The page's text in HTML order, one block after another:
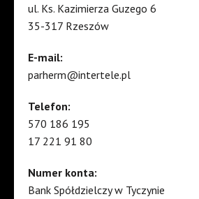
ul. Ks. Kazimierza Guzego 6
35-317 Rzeszów
E-mail:
parherm@intertele.pl
Telefon:
570 186 195
17 221 91 80
Numer konta:
Bank Spółdzielczy w Tyczynie